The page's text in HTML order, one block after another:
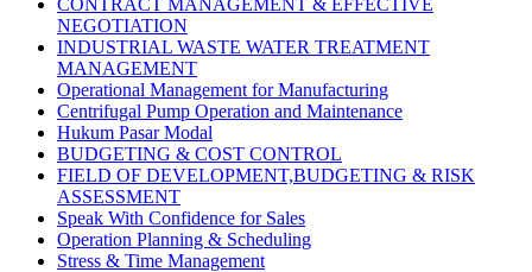
NEGOTIATION
INDUSTRIAL WASTE WATER TREATMENT
MANAGEMENT
Operational Management for Manufacturing
Centrifugal Pump Operation and Maintenance
Hukum Pasar Modal
BUDGETING & COST CONTROL
FIELD OF DEVELOPMENT,BUDGETING & RISK
ASSESSMENT
Speak With Confidence for Sales
Operation Planning & Scheduling
Stress & Time Management